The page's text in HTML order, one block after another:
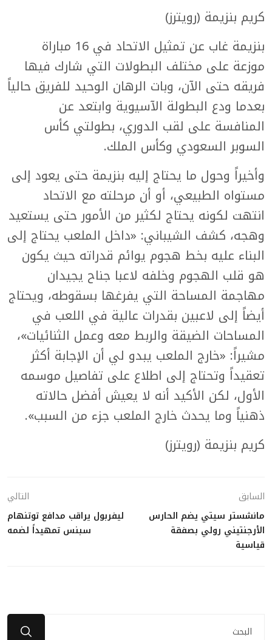
كريم بنزيمة (رويترز)
بنزيمة غاب عن تمثيل الاتحاد في 16 مباراة
موزعة على مختلف البطولات التي شارك فيها
فريقه حتى الآن، وبات الرهان الوحيد للفريق حالياً
بعدما ودع البطولة الآسيوية وابتعد عن
المنافسة على لقب الدوري، بطولتي كأس
السوبر السعودي وكأس الملك.
وأخيراً وحول ما يحتاج إليه بنزيمة حتى يعود إلى
مستواه الطبيعي، أو أن مرحلته مع الاتحاد
انتهت لكونه يحتاج لكثير من الأمور حتى يستعيد
وهجه، كشف الشيباني: «داخل الملعب يحتاج إلى
البناء عليه بخط هجوم يوائم قدراته حيث يكون
هو قلب الهجوم وخلفه لاعبا جناح يجيدان
مهاجمة المساحة التي يفرغها بسقوطه، ويحتاج
أيضاً إلى لاعبين بقدرات عالية في اللعب في
المساحات الضيقة والربط معه وعمل الثنائيات»،
مشيراً: «خارج الملعب يبدو لي أن الإجابة أكثر
تعقيداً وتحتاج إلى اطلاع على تفاصيل موسمه
الأول، لكن الأكيد أنه لا يعيش أفضل حالاته
ذهنياً وما يحدث خارج الملعب جزء من السبب».
كريم بنزيمة (رويترز)
السابق
مانشستر سيتي يضم الحارس
الأرجنتيني رولي بصفقة
قياسية
التالي
ليفربول يراقب مدافع توتنهام
سبنس تمهيداً لضمه